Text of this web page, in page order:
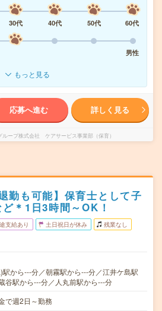
30代 40代 50代
60代
男性
もっと見る
応募へ進む 詳しく見る
ループ株式会社 ケアサービス事業部（保育）
勤も可能】保育士として子
＊1日3時間～OK！
支給あり 土日祝日が休み 残業なし
駅から---分／朝霧駅から---分／江井ケ島駅
谷駅から---分／人丸前駅から---分
で週2日～勤務